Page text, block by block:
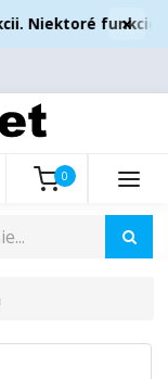
funkcie
×
0